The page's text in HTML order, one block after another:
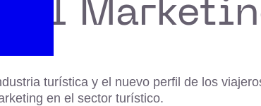
turística y el nuevo perfil de los
en el sector turístico.